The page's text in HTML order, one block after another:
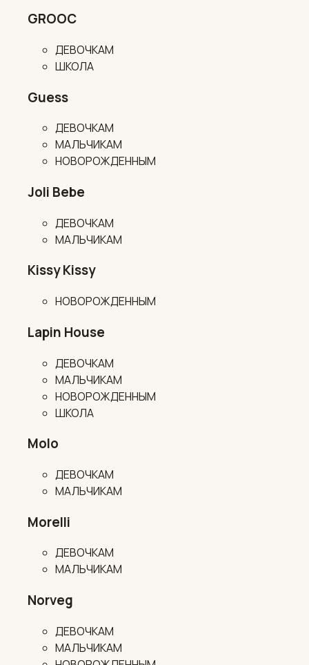
GROOC
ДЕВОЧКАМ
ШКОЛА
Guess
ДЕВОЧКАМ
МАЛЬЧИКАМ
НОВОРОЖДЕННЫМ
Joli Bebe
ДЕВОЧКАМ
МАЛЬЧИКАМ
Kissy Kissy
НОВОРОЖДЕННЫМ
Lapin House
ДЕВОЧКАМ
МАЛЬЧИКАМ
НОВОРОЖДЕННЫМ
ШКОЛА
Molo
ДЕВОЧКАМ
МАЛЬЧИКАМ
Morelli
ДЕВОЧКАМ
МАЛЬЧИКАМ
Norveg
ДЕВОЧКАМ
МАЛЬЧИКАМ